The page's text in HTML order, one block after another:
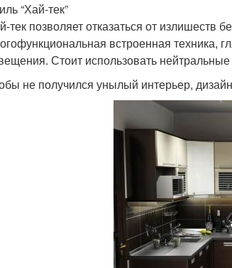
“Хай-тек”
тек позволяет отказаться от излишеств
встроенная техника,
Стоит использовать
не получился унылый интерьер,